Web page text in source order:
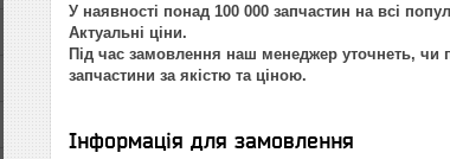
У наявності понад 100 000 запчастин на всі
Актуальні ціни.
Під час замовлення наш менеджер уточнеть, чи
запчастини за якістю та ціною.
Інформація для замовлення